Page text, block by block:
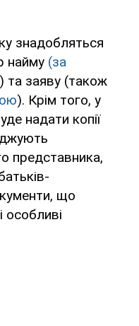
знадобляться
найму (за
) та заяву (також
). Крім того, у
надати копії
представника,
що
особливі